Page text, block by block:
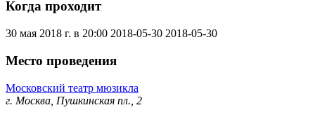
Когда проходит
30 мая 2018 г. в 20:00 2018-05-30 2018-05-30
Место проведения
Московский театр мюзикла
г. Москва, Пушкинская пл., 2